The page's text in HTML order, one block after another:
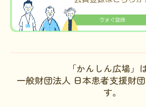
「かんしん広場」は
一般財団法人 日本患者支援財
す。